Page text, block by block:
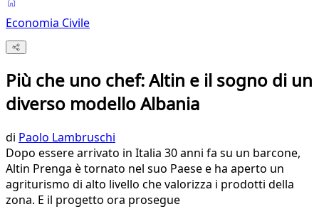
Economia Civile
Più che uno chef: Altin e il sogno di un
diverso modello Albania
di Paolo Lambruschi
Dopo essere arrivato in Italia 30 anni fa su un barcone,
Altin Prenga è tornato nel suo Paese e ha aperto un
agriturismo di alto livello che valorizza i prodotti della
zona. E il progetto ora prosegue